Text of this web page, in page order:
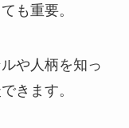
も重要。
や人柄を知っ
きます。